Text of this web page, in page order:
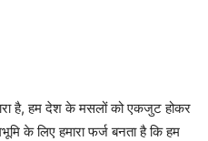
है, हम देश के मसलों को एकजुट होकर
के लिए हमारा फर्ज बनता है कि हम